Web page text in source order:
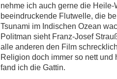
nehme ich auch gerne die
beeindruckende Flutwelle, die
Tsunami im Indischen Ozean
Politman sieht Franz-Josef
alle anderen den Film
Religion doch immer so nett
fand ich die Gattin.